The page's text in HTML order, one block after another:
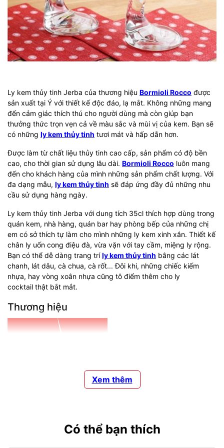
Ly kem thủy tinh Jerba của thương hiệu Bormioli Rocco được
sản xuất tại Ý với thiết kế độc đáo, lạ mắt. Không những mang
đến cảm giác thích thú cho người dùng mà còn giúp bạn
thưởng thức trọn vẹn cả về màu sắc và mùi vị của kem. Bạn sẽ
có những ly kem thủy tinh tươi mát và hấp dẫn hơn.
Được làm từ chất liệu thủy tinh cao cấp, sản phẩm có độ bền
cao, cho thời gian sử dụng lâu dài. Bormioli Rocco luôn mang
đến cho khách hàng của mình những sản phẩm chất lượng. Với
đa dạng mẫu, ly kem thủy tinh sẽ đáp ứng đầy đủ những nhu
cầu sử dụng hàng ngày.
Ly kem thủy tinh Jerba với dung tích 35cl thích hợp dùng trong
quán kem, nhà hàng, quán bar hay phòng bếp của những chị
em có sở thích tự làm cho mình những ly kem xinh xắn. Thiết kế
chân ly uốn cong điệu đà, vừa vặn với tay cầm, miệng ly rộng.
Bạn có thể dễ dàng trang tríly kem thủy tinh bằng các lát
chanh, lát dâu, cà chua, cà rốt... Đôi khi, những chiếc kiếm
nhựa, hay vòng xoắn nhựa cũng tô điểm thêm cho ly
cocktail thật bắt mắt.
Thương hiệu
Được thành lập từ năm 1825, Bormioli Roccocó trụ sở chính
Xem thêm
Có thể bạn thích